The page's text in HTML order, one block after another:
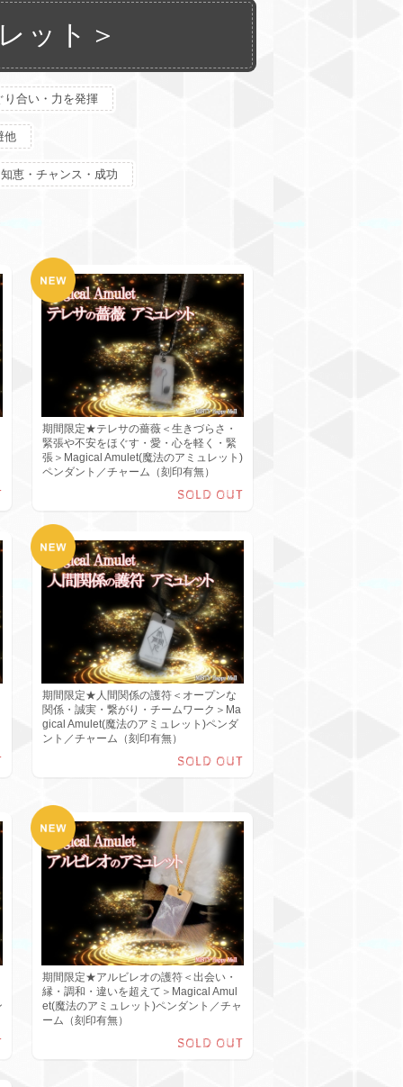
ット＞
り合い・力を発揮
他
恵・チャンス・成功
期間限定★テレサの薔薇＜生きづらさ・
緊張や不安をほぐす・愛・心を軽く・緊
張＞Magical Amulet(魔法のアミュレット)
ペンダント／チャーム（刻印有無）
SOLD OUT
期間限定★人間関係の護符＜オープンな
関係・誠実・繋がり・チームワーク＞Ma
gical Amulet(魔法のアミュレット)ペンダ
ント／チャーム（刻印有無）
SOLD OUT
期間限定★アルビレオの護符＜出会い・
縁・調和・違いを超えて＞Magical Amul
et(魔法のアミュレット)ペンダント／チャ
ーム（刻印有無）
SOLD OUT